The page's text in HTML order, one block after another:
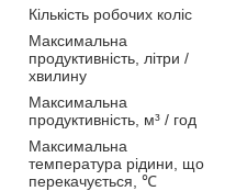
Кількість робочих коліс
Максимальна
продуктивність, літри /
хвилину
Максимальна
продуктивність, м³ / год
Максимальна
температура рідини, що
перекачується, ℃